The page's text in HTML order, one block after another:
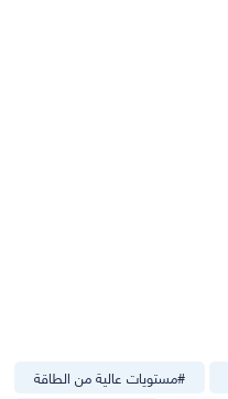
#مستويات عالية من الطاقة